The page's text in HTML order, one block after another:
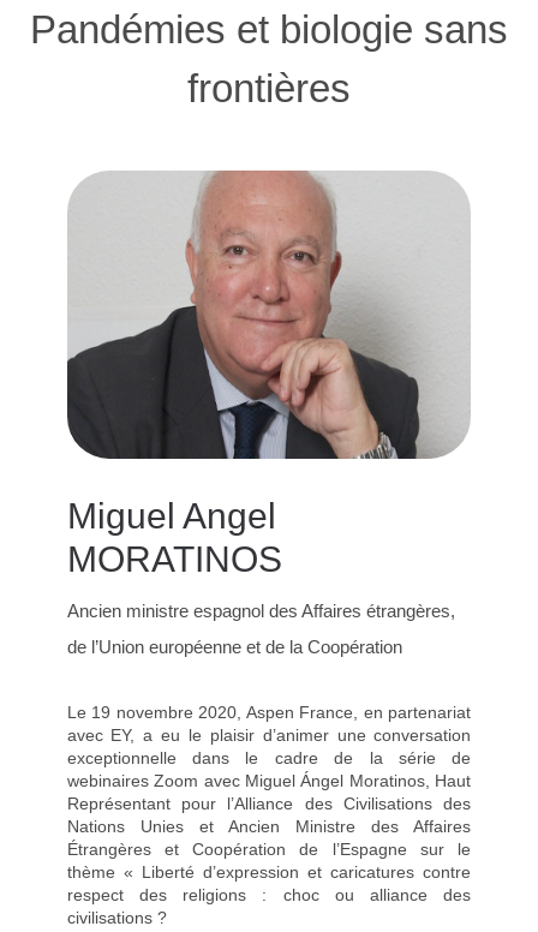
Pandémies et biologie sans
frontières
Miguel Angel
MORATINOS
Ancien ministre espagnol des Affaires étrangères,
de l’Union européenne et de la Coopération
Le 19 novembre 2020, Aspen France, en partenariat
avec EY, a eu le plaisir d’animer une conversation
exceptionnelle dans le cadre de la série de
webinaires Zoom avec Miguel Ángel Moratinos, Haut
Représentant pour l’Alliance des Civilisations des
Nations Unies et Ancien Ministre des Affaires
Étrangères et Coopération de l’Espagne sur le
thème « Liberté d’expression et caricatures contre
respect des religions : choc ou alliance des
civilisations ?